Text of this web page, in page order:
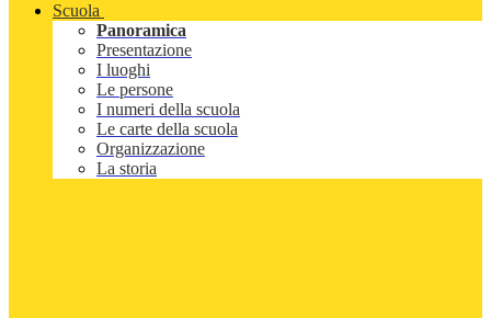
Scuola
Panoramica
Presentazione
I luoghi
Le persone
I numeri della scuola
Le carte della scuola
Organizzazione
La storia